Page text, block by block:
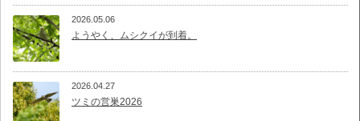
2026.05.06
ようやく、ムシクイが到着。
2026.04.27
ツミの営巣2026